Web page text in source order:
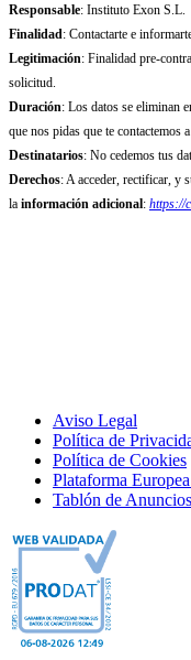
Responsable: Instituto Exon S.L.
Finalidad: Contactarte e
Legitimación: Finalidad pre-
solicitud.
Duración: Los datos se eliminan
que nos pidas que te contactemos
Destinatarios: No cedemos tus
Derechos: A acceder, rectificar, y
la información adicional: https://
Aviso Legal
Política de
Política de Cookies
Plataforma
Tablón de Anuncios